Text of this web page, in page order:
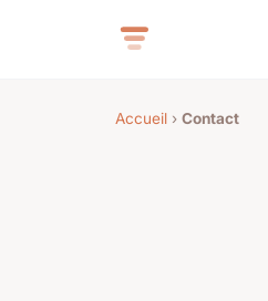
Accueil › Contact